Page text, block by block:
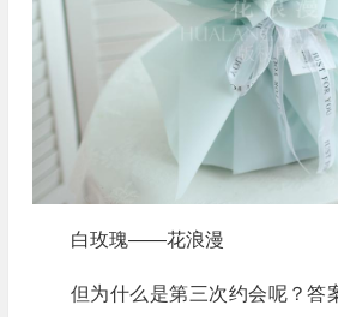
白玫瑰——花浪漫
但为什么是第三次约会呢？答